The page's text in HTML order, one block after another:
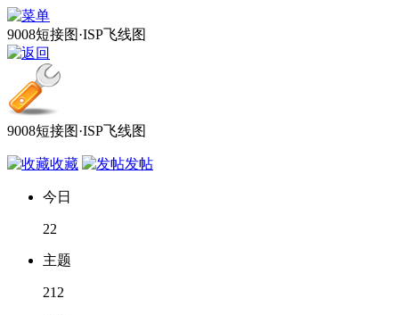
9008短接图·ISP飞线图
9008短接图·ISP飞线图
收藏 发帖
今日
22
主题
212